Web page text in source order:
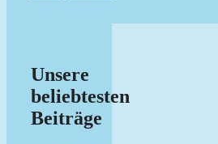
Unsere
beliebtesten
Beiträge